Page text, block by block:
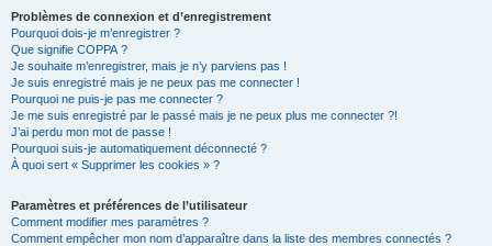
Problèmes de connexion et d’enregistrement
Pourquoi dois-je m’enregistrer ?
Que signifie COPPA ?
Je souhaite m’enregistrer, mais je n’y parviens pas !
Je suis enregistré mais je ne peux pas me connecter !
Pourquoi ne puis-je pas me connecter ?
Je me suis enregistré par le passé mais je ne peux plus me connecter ?!
J’ai perdu mon mot de passe !
Pourquoi suis-je automatiquement déconnecté ?
À quoi sert « Supprimer les cookies » ?
Paramètres et préférences de l’utilisateur
Comment modifier mes paramètres ?
Comment empêcher mon nom d’apparaître dans la liste des membres connectés ?